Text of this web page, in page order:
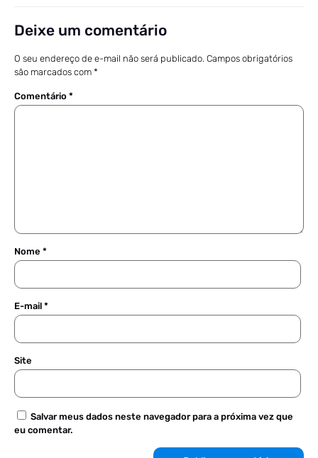
Deixe um comentário
O seu endereço de e-mail não será publicado. Campos obrigatórios
são marcados com *
Comentário *
Nome *
E-mail *
Site
Salvar meus dados neste navegador para a próxima vez que
eu comentar.